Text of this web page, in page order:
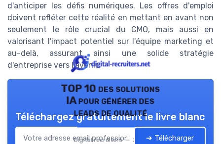
d'anticiper les défis numériques. Les offres d'emploi
doivent refléter cette réalité en mettant en avant non
seulement le rôle crucial du CMO, mais aussi en
valorisant l'impact potentiel sur l'équipe marketing et
au-delà, assurant ainsi une solide stratégie
d'entreprise vers l'avenir.
TOP 10 des solutions
IA pour générer des
leads de qualité
Digital recruiters — 2026
Téléchargez gratuitement le livre blanc
➔ Télécharger